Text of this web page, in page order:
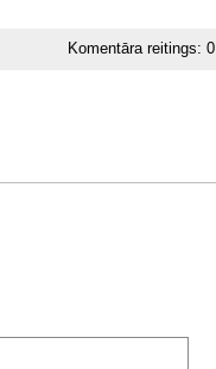
Komentāra reitings:0